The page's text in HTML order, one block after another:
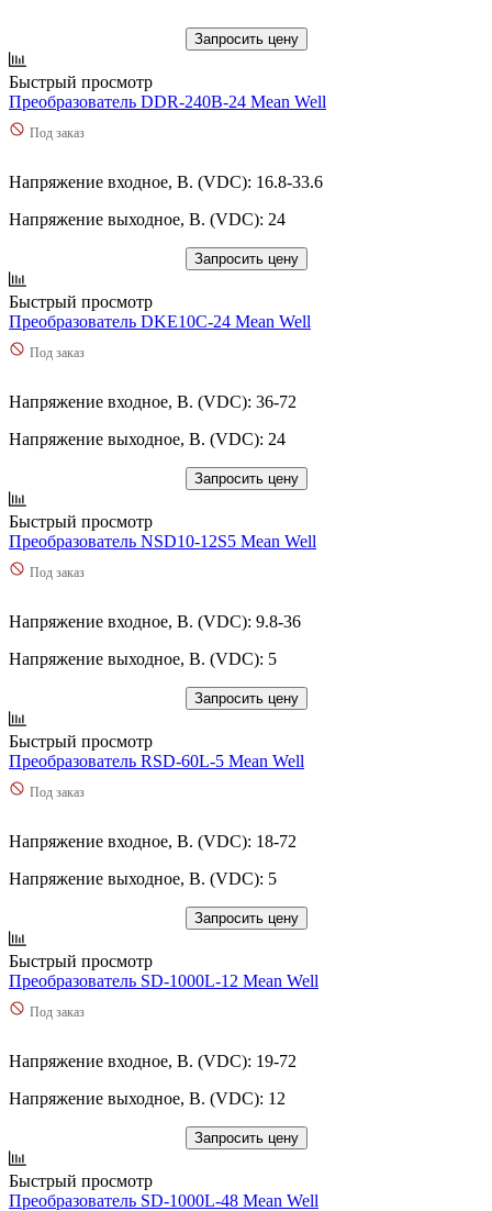
Запросить цену
Быстрый просмотр
Преобразователь DDR-240B-24 Mean Well
Под заказ
Напряжение входное, В. (VDC): 16.8-33.6
Напряжение выходное, В. (VDC): 24
Запросить цену
Быстрый просмотр
Преобразователь DKE10C-24 Mean Well
Под заказ
Напряжение входное, В. (VDC): 36-72
Напряжение выходное, В. (VDC): 24
Запросить цену
Быстрый просмотр
Преобразователь NSD10-12S5 Mean Well
Под заказ
Напряжение входное, В. (VDC): 9.8-36
Напряжение выходное, В. (VDC): 5
Запросить цену
Быстрый просмотр
Преобразователь RSD-60L-5 Mean Well
Под заказ
Напряжение входное, В. (VDC): 18-72
Напряжение выходное, В. (VDC): 5
Запросить цену
Быстрый просмотр
Преобразователь SD-1000L-12 Mean Well
Под заказ
Напряжение входное, В. (VDC): 19-72
Напряжение выходное, В. (VDC): 12
Запросить цену
Быстрый просмотр
Преобразователь SD-1000L-48 Mean Well